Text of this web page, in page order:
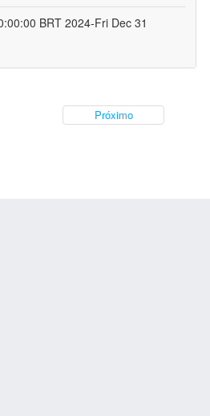
BRT 2024-Fri Dec 31
Próximo